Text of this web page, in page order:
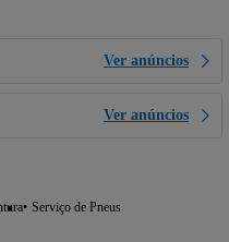
Ver anúncios
Ver anúncios
Serviço de Pneus